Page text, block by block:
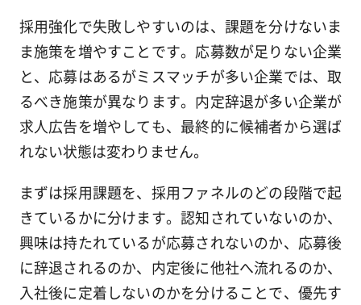
採用強化で失敗しやすいのは、課題を分けないま
ま施策を増やすことです。応募数が足りない企業
と、応募はあるがミスマッチが多い企業では、取
るべき施策が異なります。内定辞退が多い企業が
求人広告を増やしても、最終的に候補者から選ば
れない状態は変わりません。
まずは採用課題を、採用ファネルのどの段階で起
きているかに分けます。認知されていないのか、
興味は持たれているが応募されないのか、応募後
に辞退されるのか、内定後に他社へ流れるのか、
入社後に定着しないのかを分けることで、優先す